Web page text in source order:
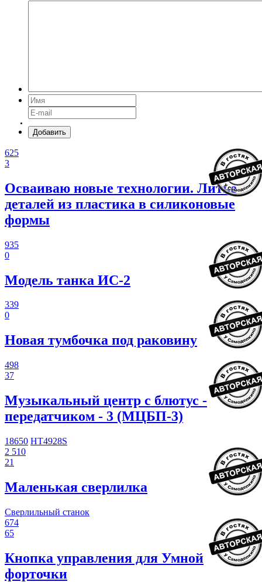
Добавить
625
3
Осваиваю новые технологии. Литье
деталей из пластика в силиконовые
формы
935
0
Модель танка ИС-2
339
0
Новая тумбочка под раковину
498
37
Музыкальный центр с блютус -
передатчиком - 3 (МЦБП-3)
18650 HT4928S
2 510
21
Маленькая сверлилка
Сверлильный станок
674
65
Кнопка управления для Умной
форточки